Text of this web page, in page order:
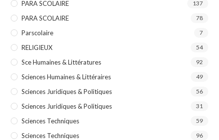
PARA SCOLAIRE 137
PARA SCOLAIRE 78
Parscolaire 7
RELIGIEUX 54
Sce Humaines & Littératures 92
Sciences Humaines & Littéraires 49
Sciences Juridiques & Politiques 56
Sciences Juridiques & Politiques 31
Sciences Techniques 59
Sciences Techniques 96